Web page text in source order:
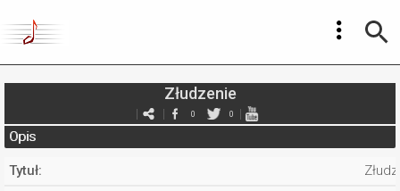
Złudzenie
0 0
Opis
Tytuł: